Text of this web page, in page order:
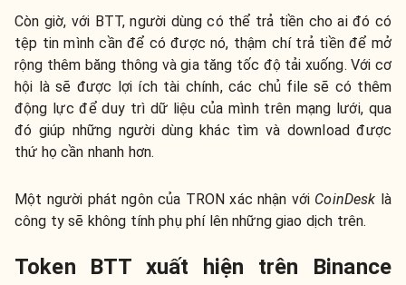
Còn giờ, với BTT, người dùng có thể trả tiền cho ai đó có
tệp tin mình cần để có được nó, thậm chí trả tiền để mở
rộng thêm băng thông và gia tăng tốc độ tải xuống. Với cơ
hội là sẽ được lợi ích tài chính, các chủ file sẽ có thêm
động lực để duy trì dữ liệu của mình trên mạng lưới, qua
đó giúp những người dùng khác tìm và download được
thứ họ cần nhanh hơn.
Một người phát ngôn của TRON xác nhận với CoinDesk là
công ty sẽ không tính phụ phí lên những giao dịch trên.
Token BTT xuất hiện trên Binance